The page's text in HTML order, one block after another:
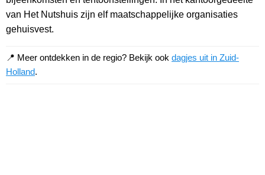
van Het Nutshuis zijn elf maatschappelijke organisaties
gehuisvest.
📍 Meer ontdekken in de regio? Bekijk ook dagjes uit in Zuid-
Holland.